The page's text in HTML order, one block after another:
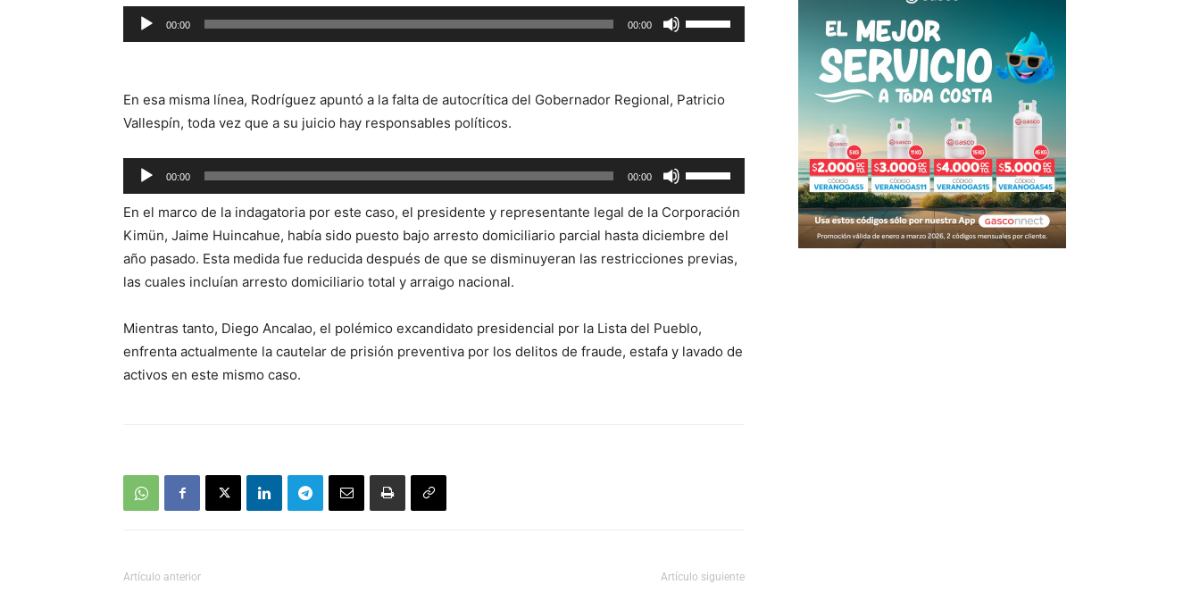
Reproductor
de
00:00 00:00
las
flecha
para
aumentar
En esa misma línea, Rodríguez apuntó a la falta de autocrítica del Gobernador Regional, Patricio
Vallespín, toda vez que a su juicio hay responsables políticos.
Reproductor
de
audio
00:00 00:00
las
teclas
de
flecha
aumentar
o
En el marco de la indagatoria por este caso, el presidente y representante legal de la Corporación
Kimün, Jaime Huincahue, había sido puesto bajo arresto domiciliario parcial hasta diciembre del
año pasado. Esta medida fue reducida después de que se disminuyeran las restricciones previas,
las cuales incluían arresto domiciliario total y arraigo nacional.
Mientras tanto, Diego Ancalao, el polémico excandidato presidencial por la Lista del Pueblo,
enfrenta actualmente la cautelar de prisión preventiva por los delitos de fraude, estafa y lavado de
activos en este mismo caso.
Artículo anterior Artículo siguiente